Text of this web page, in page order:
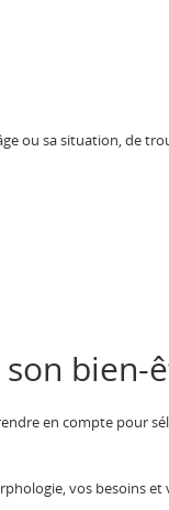
ou sa situation, de
bien-
en compte pour
vos besoins et